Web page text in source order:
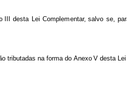
III desta Lei Complementar, salvo se,
tributadas na forma do Anexo V desta